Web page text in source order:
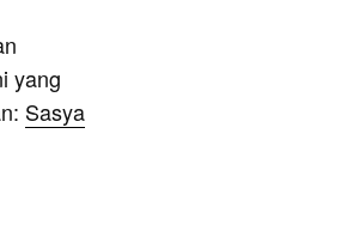
yang
Sasya